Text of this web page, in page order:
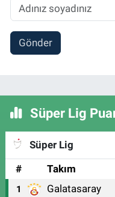
Gönder
Süper Lig
Süper Lig
#
Takım
1 Galatasaray